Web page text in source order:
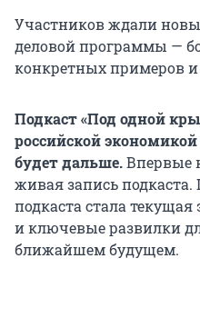
Участников ждали
деловой программы —
конкретных примеров
Подкаст «Под одной
российской
будет дальше.Впервые
живая запись
подкаста стала
и ключевые развилки
ближайшем будущем.